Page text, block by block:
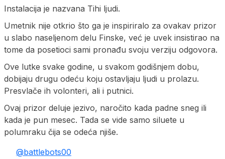
Instalacija je nazvana Tihi ljudi.
Umetnik nije otkrio što ga je inspiriralo za ovakav prizor
u slabo naseljenom delu Finske, već je uvek insistirao na
tome da posetioci sami pronađu svoju verziju odgovora.
Ove lutke svake godine, u svakom godišnjem dobu,
dobijaju drugu odeću koju ostavljaju ljudi u prolazu.
Presvlače ih volonteri, ali i putnici.
Ovaj prizor deluje jezivo, naročito kada padne sneg ili
kada je pun mesec. Tada se vide samo siluete u
polumraku čija se odeća njiše.
@battlebots00